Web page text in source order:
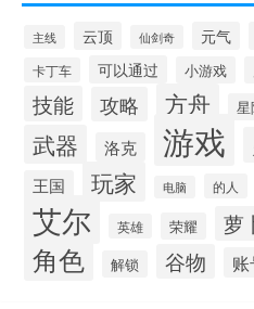
主线 云顶 仙剑奇 元气
卡丁车 可以通过 小游戏
技能 攻略 方舟
武器 洛克 游戏
王国 玩家 电脑 的人
艾尔 英雄 荣耀 萝
角色 解锁 谷物